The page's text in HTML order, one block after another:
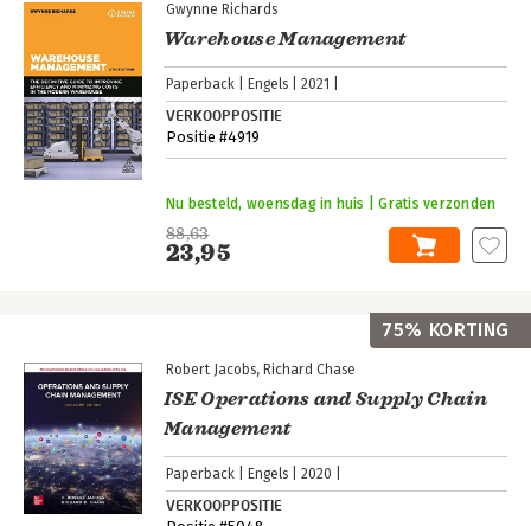
Gwynne Richards
Warehouse Management
Paperback Engels 2021
VERKOOPPOSITIE
Positie #4919
88,63
23,95
Nu besteld, woensdag in huis | Gratis verzonden
Robert Jacobs Richard Chase
ISE Operations and Supply Chain
Management
Paperback Engels 2020
VERKOOPPOSITIE
75% KORTING